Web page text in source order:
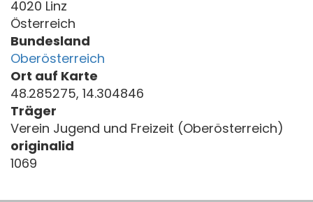
4020 Linz
Österreich
Bundesland
Oberösterreich
Ort auf Karte
48.285275, 14.304846
Träger
Verein Jugend und Freizeit (Oberösterreich)
originalid
1069